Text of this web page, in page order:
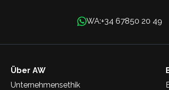
WA:+34 67850 20 49
Über AW
Unternehmensethik